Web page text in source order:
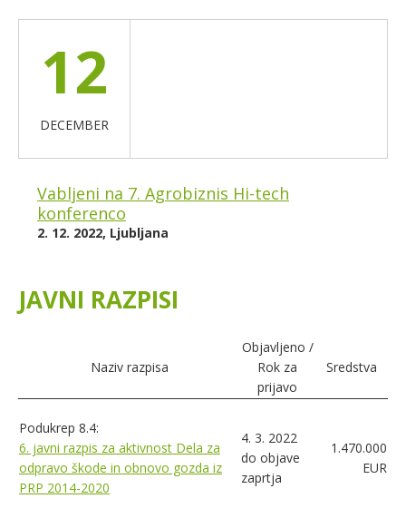
12
DECEMBER
Vabljeni na 7. Agrobiznis Hi-tech
konferenco
2. 12. 2022, Ljubljana
JAVNI RAZPISI
Naziv razpisa
Objavljeno /
Rok za
prijavo
Sredstva
Podukrep 8.4:
6. javni razpis za aktivnost Dela za
odpravo škode in obnovo gozda iz
PRP 2014-2020
4. 3. 2022
do objave
zaprtja
1.470.000
EUR